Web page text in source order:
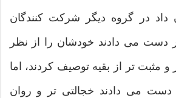
داد در گروه دیگر شرکت کنندگان
دست می دادند خودشان را از نظر
و مثبت تر از بقیه توصیف کردند، اما
دست می دادند خجالتی تر و روان